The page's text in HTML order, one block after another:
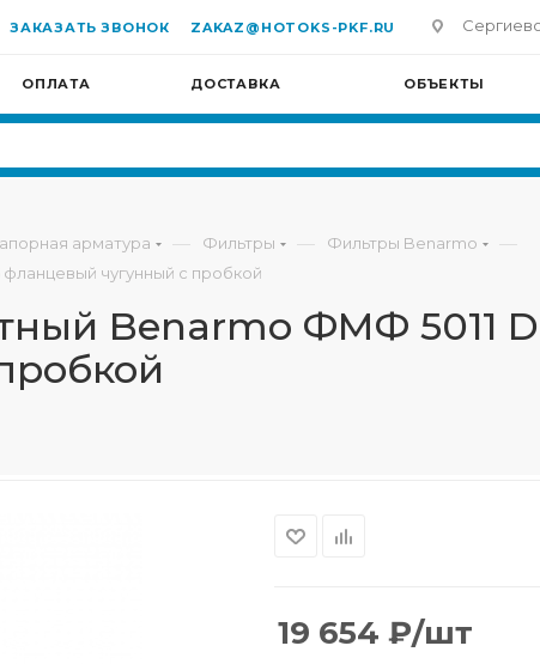
ЗАКАЗАТЬ ЗВОНОК ZAKAZ@HOTOKS-PKF.RU
ОПЛАТА ДОСТАВКА ОБЪЕКТЫ
арматура — Фильтры — Фильтры Benarmo —
чугунный с пробкой
Benarmo ФМФ 5011
19 654 ₽/шт